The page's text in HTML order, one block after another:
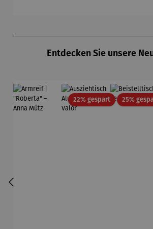
Entdecken Sie unsere
22% gespartRabatt
25%